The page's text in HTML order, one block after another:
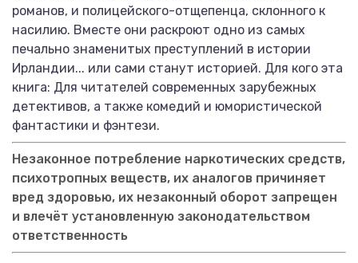
романов, и полицейского-отщепенца, склонного к
насилию. Вместе они раскроют одно из самых
печально знаменитых преступлений в истории
Ирландии... или сами станут историей. Для кого эта
книга: Для читателей современных зарубежных
детективов, а также комедий и юмористической
фантастики и фэнтези.
Незаконное потребление наркотических средств,
психотропных веществ, их аналогов причиняет
вред здоровью, их незаконный оборот запрещен
и влечёт установленную законодательством
ответственность